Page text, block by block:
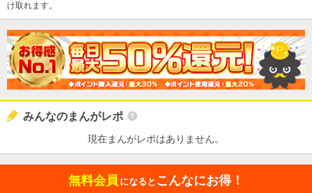
け取れます。
みんなのまんがレポ
現在まんがレポはありません。
無料会員 になると こんなにお得！